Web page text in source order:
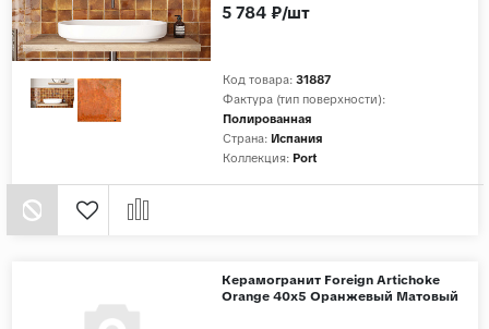
Код товара: 31887
Фактура (тип поверхности):
Полированная
Страна: Испания
Коллекция: Port
5 784 ₽/шт
Керамогранит Foreign Artichoke
Orange 40x5 Оранжевый Матовый